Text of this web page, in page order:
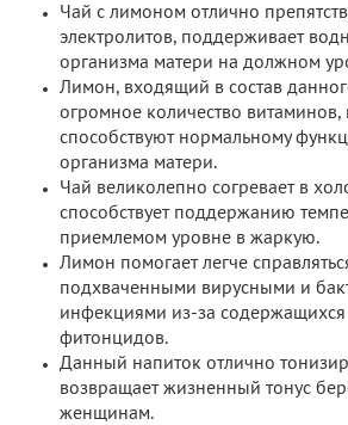
Чай с лимоном отлично
электролитов, поддерживает
организма матери на должном
Лимон, входящий в состав
огромное количество витаминов,
способствуют нормальному
организма матери.
Чай великолепно согревает в
способствует поддержанию
приемлемом уровне в жаркую.
Лимон помогает легче
подхваченными вирусными и
инфекциями из-за содержащихся
фитонцидов.
Данный напиток отлично
возвращает жизненный тонус
женщинам.